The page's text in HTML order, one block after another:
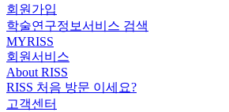
회원가입
학술연구정보서비스 검색
MYRISS
회원서비스
About RISS
RISS 처음 방문 이세요?
고객센터